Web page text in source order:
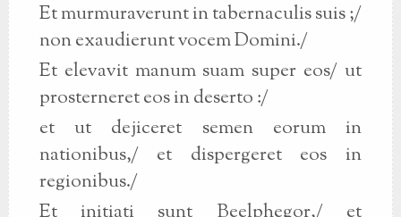
Et murmuraverunt in tabernaculis suis ;/
non exaudierunt vocem Domini./
Et elevavit manum suam super eos/ ut
prosterneret eos in deserto :/
et ut dejiceret semen eorum in
nationibus,/ et dispergeret eos in
regionibus./